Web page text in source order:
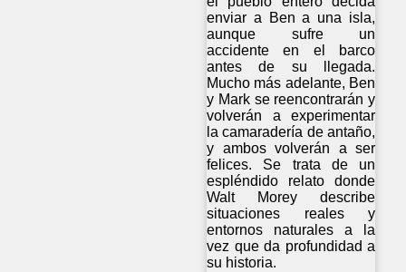
enviar a Ben a una isla,
aunque sufre un
accidente en el barco
antes de su llegada.
Mucho más adelante, Ben
y Mark se reencontrarán y
volverán a experimentar
la camaradería de antaño,
y ambos volverán a ser
felices. Se trata de un
espléndido relato donde
Walt Morey describe
situaciones reales y
entornos naturales a la
vez que da profundidad a
su historia.